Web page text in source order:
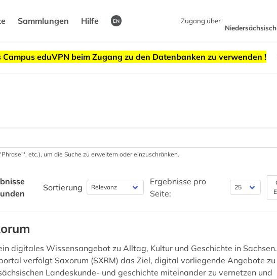
Sammlungen Hilfe EN
Zugang über
eduVPN beim Zugang zu den Datenbanken zu verwenden !
etc.), um die Suche zu erweitern oder einzuschränken.
Sortierung
Ergebnisse pro
Seite:
digitales Wissensangebot zu Alltag, Kultur und Geschichte in Sachsen.
verfolgt Saxorum (SXRM) das Ziel, digital vorliegende Angebote zu
Landeskunde- und geschichte miteinander zu vernetzen und